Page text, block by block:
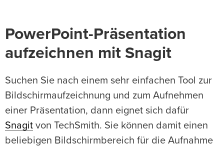
PowerPoint-Präsentation
aufzeichnen mit Snagit
Suchen Sie nach einem sehr einfachen Tool zur
Bildschirmaufzeichnung und zum Aufnehmen
einer Präsentation, dann eignet sich dafür
Snagit von TechSmith. Sie können damit einen
beliebigen Bildschirmbereich für die Aufnahme